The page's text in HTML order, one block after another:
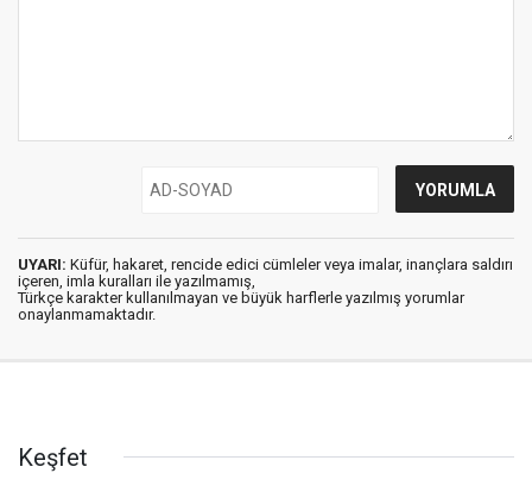
UYARI: Küfür, hakaret, rencide edici cümleler veya imalar, inançlara saldırı
içeren, imla kuralları ile yazılmamış,
Türkçe karakter kullanılmayan ve büyük harflerle yazılmış yorumlar
onaylanmamaktadır.
Keşfet